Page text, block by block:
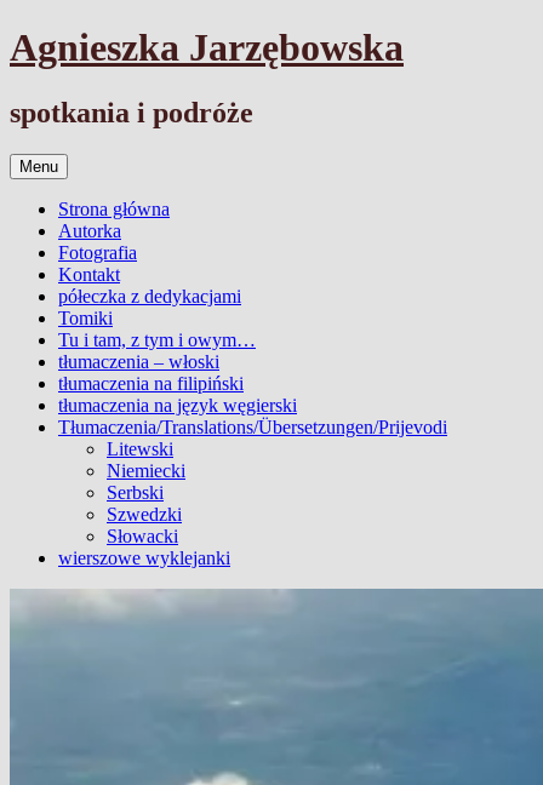
Przejdź
do
Agnieszka Jarzębowska
spotkania i podróże
Menu
Strona główna
Autorka
Fotografia
Kontakt
półeczka z dedykacjami
Tomiki
Tu i tam, z tym i owym…
tłumaczenia – włoski
tłumaczenia na filipiński
tłumaczenia na język węgierski
Tłumaczenia/Translations/Übersetzungen/Prijevodi
Litewski
Niemiecki
Serbski
Szwedzki
Słowacki
wierszowe wyklejanki